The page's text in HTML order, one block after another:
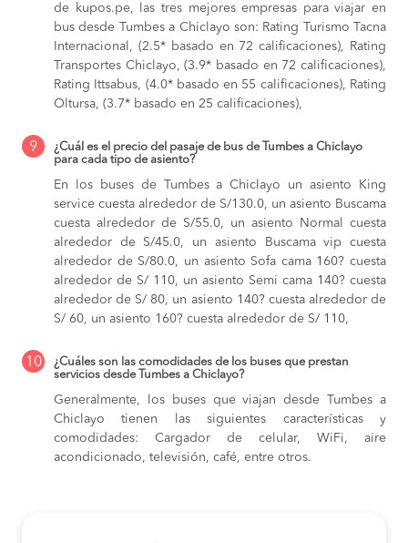
de kupos.pe, las tres mejores empresas para viajar en
bus desde Tumbes a Chiclayo son: Rating Turismo Tacna
Internacional, (2.5* basado en 72 calificaciones), Rating
Transportes Chiclayo, (3.9* basado en 72 calificaciones),
Rating Ittsabus, (4.0* basado en 55 calificaciones), Rating
Oltursa, (3.7* basado en 25 calificaciones),
9
¿Cuál es el precio del pasaje de bus de Tumbes a Chiclayo
para cada tipo de asiento?
En los buses de Tumbes a Chiclayo un asiento King
service cuesta alrededor de S/130.0, un asiento Buscama
cuesta alrededor de S/55.0, un asiento Normal cuesta
alrededor de S/45.0, un asiento Buscama vip cuesta
alrededor de S/80.0, un asiento Sofa cama 160? cuesta
alrededor de S/ 110, un asiento Semi cama 140? cuesta
alrededor de S/ 80, un asiento 140? cuesta alrededor de
S/ 60, un asiento 160? cuesta alrededor de S/ 110,
10
¿Cuáles son las comodidades de los buses que prestan
servicios desde Tumbes a Chiclayo?
Generalmente, los buses que viajan desde Tumbes a
Chiclayo tienen las siguientes características y
comodidades: Cargador de celular, WiFi, aire
acondicionado, televisión, café, entre otros.